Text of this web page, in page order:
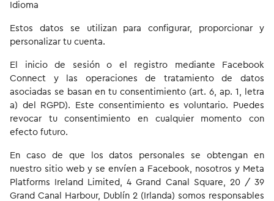
Idioma
Estos datos se utilizan para configurar, proporcionar y
personalizar tu cuenta.
El inicio de sesión o el registro mediante Facebook
Connect y las operaciones de tratamiento de datos
asociadas se basan en tu consentimiento (art. 6, ap. 1, letra
a) del RGPD). Este consentimiento es voluntario. Puedes
revocar tu consentimiento en cualquier momento con
efecto futuro.
En caso de que los datos personales se obtengan en
nuestro sitio web y se envíen a Facebook, nosotros y Meta
Platforms Ireland Limited, 4 Grand Canal Square, 20 / 39
Grand Canal Harbour, Dublín 2 (Irlanda) somos responsables